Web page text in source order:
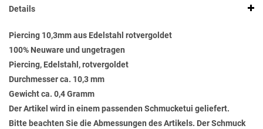
Details
Piercing 10,3mm aus Edelstahl rotvergoldet
100% Neuware und ungetragen
Piercing, Edelstahl, rotvergoldet
Durchmesser ca. 10,3 mm
Gewicht ca. 0,4 Gramm
Der Artikel wird in einem passenden Schmucketui geliefert.
Bitte beachten Sie die Abmessungen des Artikels. Der Schmuck